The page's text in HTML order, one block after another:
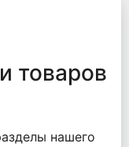
товаров
нашего